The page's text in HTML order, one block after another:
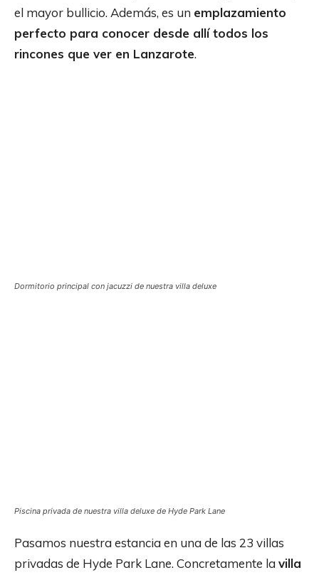
el mayor bullicio. Además, es un emplazamiento
perfecto para conocer desde allí todos los
rincones que ver en Lanzarote.
Dormitorio principal con jacuzzi de nuestra villa deluxe
Piscina privada de nuestra villa deluxe de Hyde Park Lane
Pasamos nuestra estancia en una de las 23 villas
privadas de Hyde Park Lane. Concretamente la villa